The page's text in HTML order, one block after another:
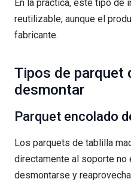
En la práctica, este tipo de
reutilizable, aunque el
fabricante.
Tipos de parquet
desmontar
Parquet encolado
Los parquets de tablilla
directamente al soporte no
desmontarse y